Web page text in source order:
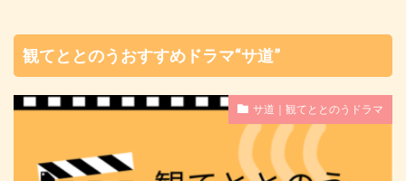
観てととのうおすすめドラマ“サ道”
サ道｜観てととのうドラマ